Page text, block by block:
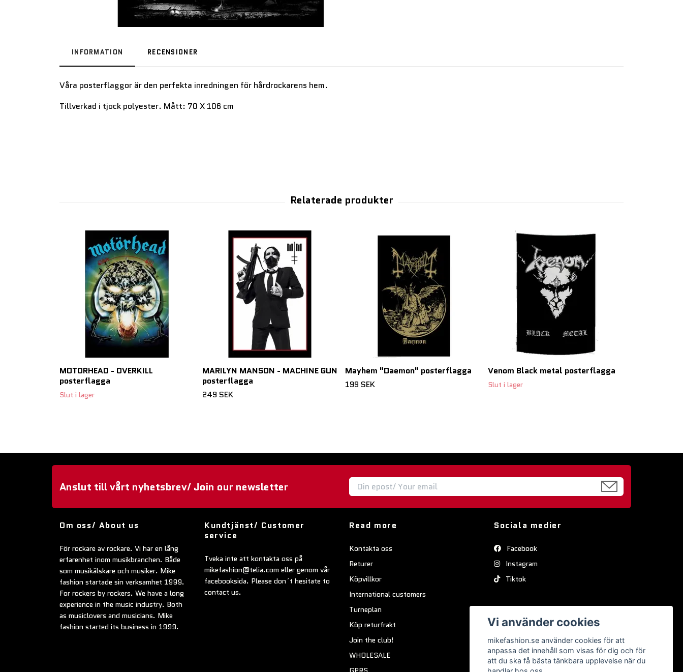
INFORMATION RECENSIONER
Våra posterflaggor är den perfekta inredningen för hårdrockarens hem.
Tillverkad i tjock polyester. Mått: 70 X 106 cm
MOTORHEAD - OVERKILL
posterflagga
Slut i lager
MARILYN MANSON - MACHINE GUN
posterflagga
249 SEK
Mayhem "Daemon" posterflagga
199 SEK
Venom Black metal posterflagga
Slut i lager
Anslut till vårt nyhetsbrev/ Join our newsletter
Om oss/ About us
För rockare av rockare. Vi har en lång
erfarenhet inom musikbranchen. Både
som musikälskare och musiker. Mike
fashion startade sin verksamhet 1999.
For rockers by rockers. We have a long
experience in the music industry. Both
as musiclovers and musicians. Mike
fashion started its business in 1999.
Kundtjänst/ Customer
service
Tveka inte att kontakta oss på
mikefashion@telia.com eller genom vår
facebooksida. Please don´t hesitate to
contact us.
Read more
Kontakta oss
Returer
Köpvillkor
International customers
Turneplan
Köp returfrakt
Join the club!
WHOLESALE
Sociala medier
Facebook
Instagram
Tiktok
Vi använder cookies
mikefashion.se använder cookies för att
anpassa det innehåll som visas för dig och för
att du ska få bästa tänkbara upplevelse när du